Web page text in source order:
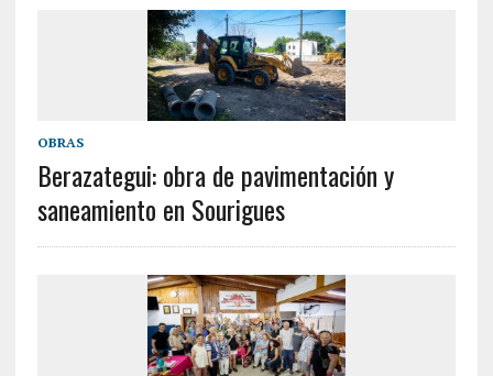
OBRAS
Berazategui: obra de pavimentación y
saneamiento en Sourigues